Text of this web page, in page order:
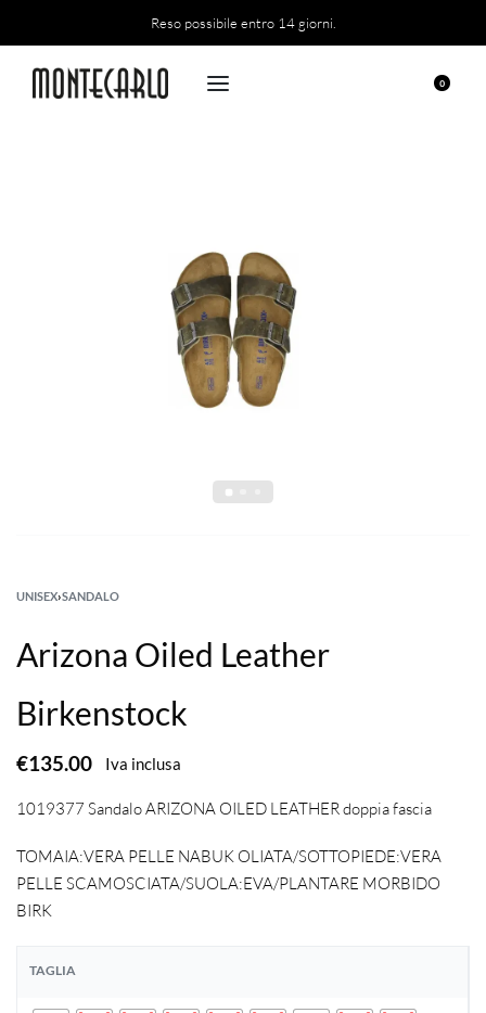
Reso possibile entro 14 giorni.
0
UNISEX›SANDALO
Arizona Oiled Leather
Birkenstock
€135.00 Iva inclusa
1019377 Sandalo ARIZONA OILED LEATHER doppia fascia
TOMAIA:VERA PELLE NABUK OLIATA/SOTTOPIEDE:VERA
PELLE SCAMOSCIATA/SUOLA:EVA/PLANTARE MORBIDO
BIRK
TAGLIA